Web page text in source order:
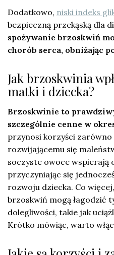
Dodatkowo, niski indeks
bezpieczną przekąską dla
spożywanie brzoskwiń
chorób serca, obniżając
Jak brzoskwinia
matki i dziecka?
Brzoskwinie to
szczególnie cenne w
przynosi korzyści zarówno
rozwijającemu się
soczyste owoce wspierają
przyczyniając się
rozwoju dziecka. Co
brzoskwiń mogą łagodzić
dolegliwości, takie jak
Krótko mówiąc, warto